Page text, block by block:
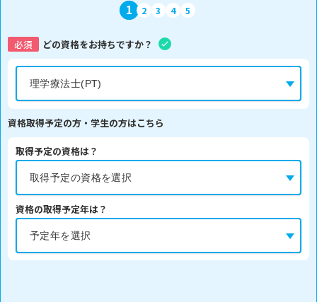
1 2 3 4 5
必須 どの資格をお持ちですか？
資格取得予定の方・学生の方はこちら
取得予定の資格は？
資格の取得予定年は？